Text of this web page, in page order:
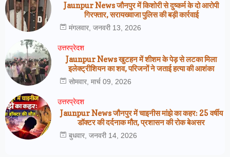
Jaunpur News जौनपुर में किशोरी से दुष्कर्म के दो आरोपी
गिरफ्तार, सरायख्वाजा पुलिस की बड़ी कार्रवाई
मंगलवार, जनवरी 13, 2026
उत्तरप्रेदश
Jaunpur News खुटहन में शीशम के पेड़ से लटका मिला
इलेक्ट्रीशियन का शव, परिजनों ने जताई हत्या की आशंका
सोमवार, मार्च 09, 2026
उत्तरप्रेदश
Jaunpur News जौनपुर में चाइनीस मांझे का कहर: 25 वर्षीय
डॉक्टर की दर्दनाक मौत, प्रशासन की रोक बेअसर
बुधवार, जनवरी 14, 2026